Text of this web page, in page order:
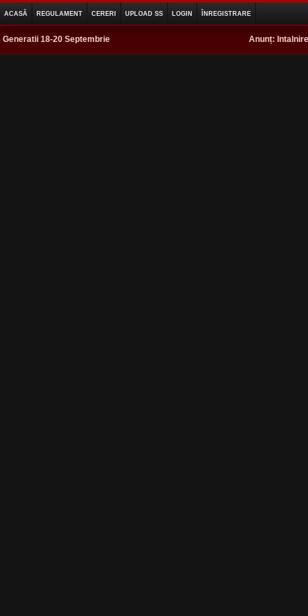
ACASĂ REGULAMENT CERERI UPLOAD SS LOGIN ÎNREGISTRARE
18-20 Septembrie Anunț: